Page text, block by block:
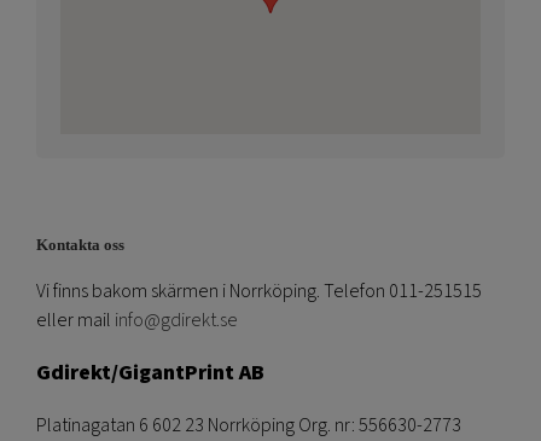
Kontakta oss
Vi finns bakom skärmen i Norrköping. Telefon 011-251515
eller mail info@gdirekt.se
Gdirekt/GigantPrint AB
Platinagatan 6 602 23 Norrköping Org. nr: 556630-2773